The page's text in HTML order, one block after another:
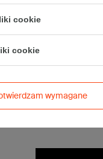
• Orlen Paczka L
cookie
cookie
wymagane